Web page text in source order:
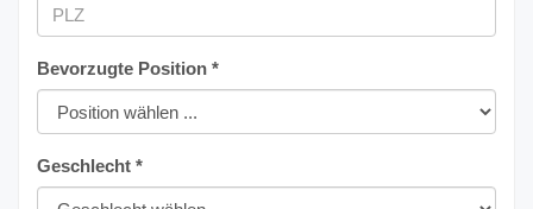
Bevorzugte Position *
Geschlecht *